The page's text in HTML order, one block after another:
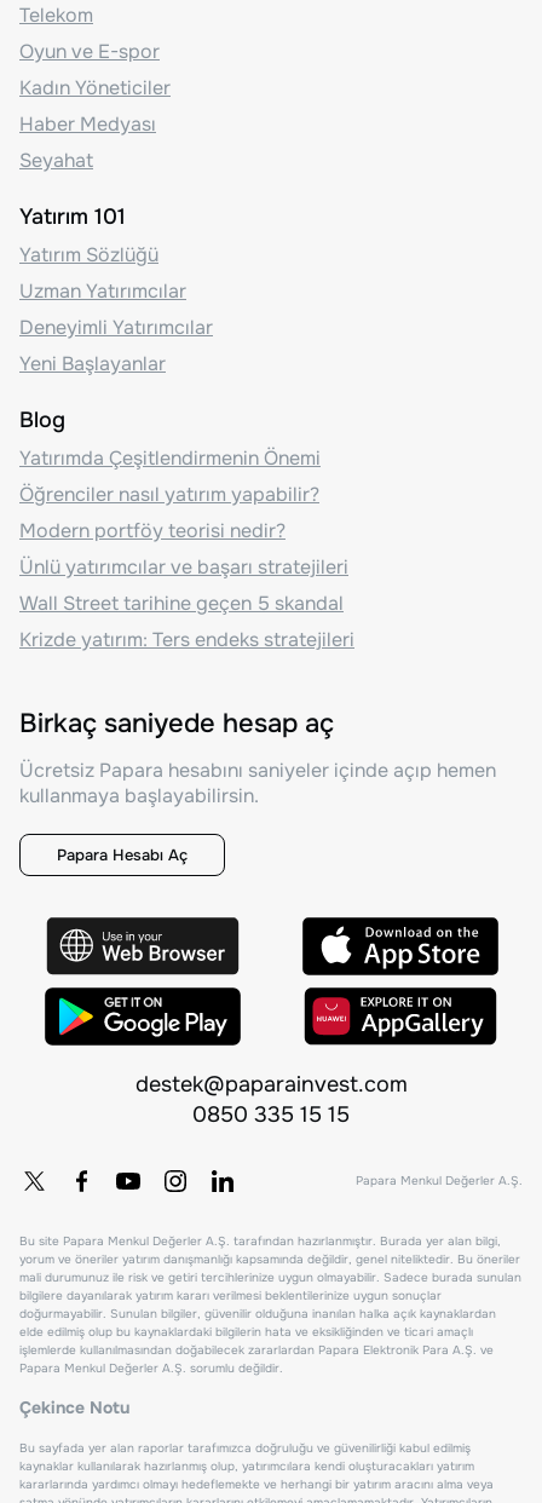
Telekom
Oyun ve E-spor
Kadın Yöneticiler
Haber Medyası
Seyahat
Yatırım 101
Yatırım Sözlüğü
Uzman Yatırımcılar
Deneyimli Yatırımcılar
Yeni Başlayanlar
Blog
Yatırımda Çeşitlendirmenin Önemi
Öğrenciler nasıl yatırım yapabilir?
Modern portföy teorisi nedir?
Ünlü yatırımcılar ve başarı stratejileri
Wall Street tarihine geçen 5 skandal
Krizde yatırım: Ters endeks stratejileri
Birkaç saniyede hesap aç
Ücretsiz Papara hesabını saniyeler içinde açıp hemen
kullanmaya başlayabilirsin.
Papara Hesabı Aç
destek@paparainvest.com
0850 335 15 15
Papara Menkul Değerler A.Ş.
Bu site Papara Menkul Değerler A.Ş. tarafından hazırlanmıştır. Burada yer alan bilgi,
yorum ve öneriler yatırım danışmanlığı kapsamında değildir, genel niteliktedir. Bu öneriler
mali durumunuz ile risk ve getiri tercihlerinize uygun olmayabilir. Sadece burada sunulan
bilgilere dayanılarak yatırım kararı verilmesi beklentilerinize uygun sonuçlar
doğurmayabilir. Sunulan bilgiler, güvenilir olduğuna inanılan halka açık kaynaklardan
elde edilmiş olup bu kaynaklardaki bilgilerin hata ve eksikliğinden ve ticari amaçlı
işlemlerde kullanılmasından doğabilecek zararlardan Papara Elektronik Para A.Ş. ve
Papara Menkul Değerler A.Ş. sorumlu değildir.
Çekince Notu
Bu sayfada yer alan raporlar tarafımızca doğruluğu ve güvenilirliği kabul edilmiş
kaynaklar kullanılarak hazırlanmış olup, yatırımcılara kendi oluşturacakları yatırım
kararlarında yardımcı olmayı hedeflemekte ve herhangi bir yatırım aracını alma veya